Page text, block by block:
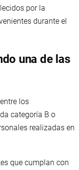
por la
durante el
una de las
los
categoría B o
realizadas en
que cumplan con